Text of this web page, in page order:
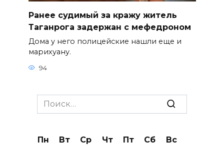
Ранее судимый за кражу житель
Таганрога задержан с мефедроном
Дома у него полицейские нашли еще и
марихуану.
94
Search
for:
Пн Вт Ср Чт Пт Сб
Вс